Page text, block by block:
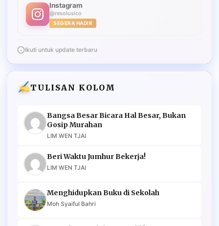
Instagram
@resolusico
SEGERA HADIR
Ikuti untuk update terbaru
TULISAN KOLOM
Bangsa Besar Bicara Hal Besar, Bukan
Gosip Murahan
LIM WEN TJAI
Beri Waktu Jumhur Bekerja!
LIM WEN TJAI
Menghidupkan Buku di Sekolah
Moh Syaiful Bahri